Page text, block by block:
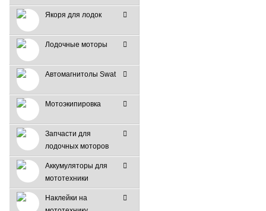
Якоря для лодок
Лодочные моторы
Автомагнитолы Swat
Мотоэкипировка
Запчасти для
лодочных моторов
Аккумуляторы для
мототехники
Наклейки на